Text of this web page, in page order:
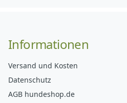
Informationen
Versand und Kosten
Datenschutz
AGB hundeshop.de